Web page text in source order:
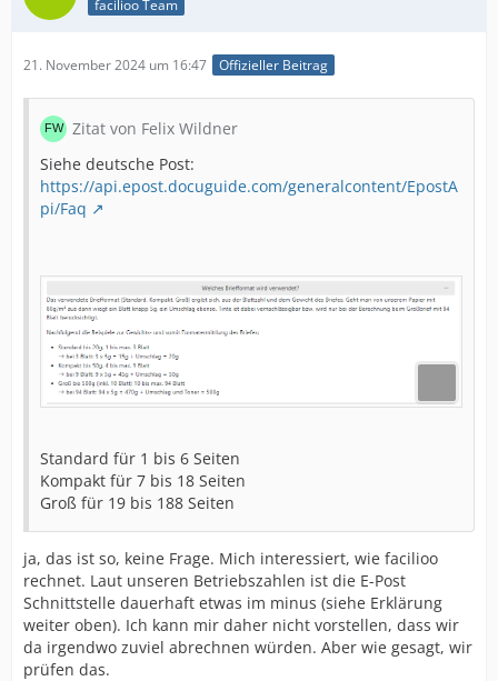
facilioo Team
21. November 2024 um 16:47 Offizieller Beitrag
Zitat von Felix Wildner
Siehe deutsche Post:
https://api.epost.docuguide.com/generalcontent/EpostA
pi/Faq
Standard für 1 bis 6 Seiten
Kompakt für 7 bis 18 Seiten
Groß für 19 bis 188 Seiten
ja, das ist so, keine Frage. Mich interessiert, wie facilioo
rechnet. Laut unseren Betriebszahlen ist die E-Post
Schnittstelle dauerhaft etwas im minus (siehe Erklärung
weiter oben). Ich kann mir daher nicht vorstellen, dass wir
da irgendwo zuviel abrechnen würden. Aber wie gesagt, wir
prüfen das.